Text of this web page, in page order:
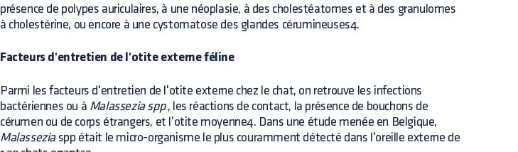
présence de polypes auriculaires, à une néoplasie, à des cholestéatomes et à des granulomes
à cholestérine, ou encore à une cystomatose des glandes cérumineuses4.
Facteurs d'entretien de l'otite externe féline
Parmi les facteurs d'entretien de l'otite externe chez le chat, on retrouve les infections
bactériennes ou à Malassezia spp, les réactions de contact, la présence de bouchons de
cérumen ou de corps étrangers, et l'otite moyenne4. Dans une étude menée en Belgique,
Malasseziaspp était le micro-organisme le plus couramment détecté dans l'oreille externe de